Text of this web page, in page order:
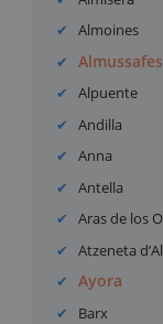
Almoines
Almussafes
Alpuente
Andilla
Anna
Antella
Aras de los
Atzeneta
Ayora
Barx